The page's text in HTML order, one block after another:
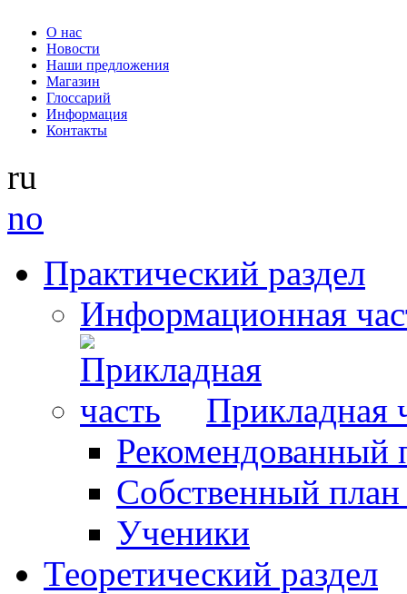
О нас
Новости
Наши предложения
Магазин
Глоссарий
Информация
Контакты
ru
no
Практический раздел
Информационная
Прикладная
Рекомендованный
Собственный
Ученики
Теоретический раздел